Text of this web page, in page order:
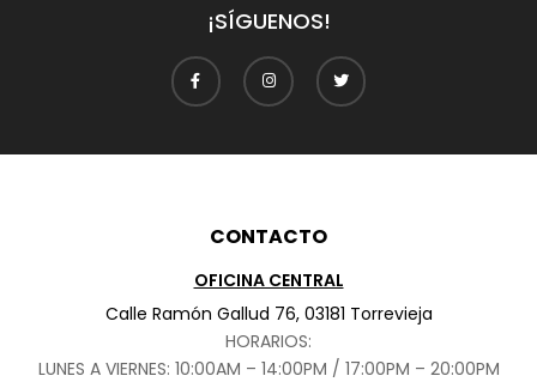
¡SÍGUENOS!
CONTACTO
OFICINA CENTRAL
Calle Ramón Gallud 76, 03181 Torrevieja
HORARIOS:
LUNES A VIERNES: 10:00AM – 14:00PM / 17:00PM – 20:00PM